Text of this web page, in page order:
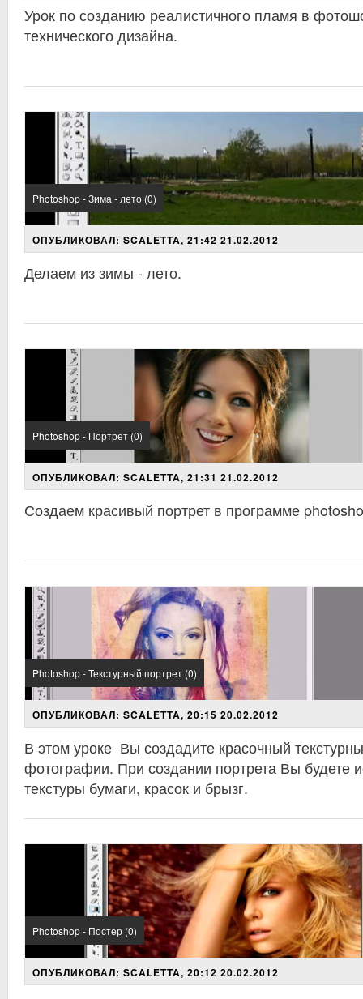
Урок по созданию реалистичного пламя в
технического дизайна.
Photoshop - Зима - лето (0)
ОПУБЛИКОВАЛ: SCALETTA, 21:42 21.02.2012
Делаем из зимы - лето.
Photoshop - Портрет (0)
ОПУБЛИКОВАЛ: SCALETTA, 21:31 21.02.2012
Создаем красивый портрет в программе
Photoshop - Текстурный портрет (0)
ОПУБЛИКОВАЛ: SCALETTA, 20:15 20.02.2012
В этом уроке Вы создадите красочный
фотографии. При создании портрета Вы будете
текстуры бумаги, красок и брызг.
Photoshop - Постер (0)
ОПУБЛИКОВАЛ: SCALETTA, 20:12 20.02.2012